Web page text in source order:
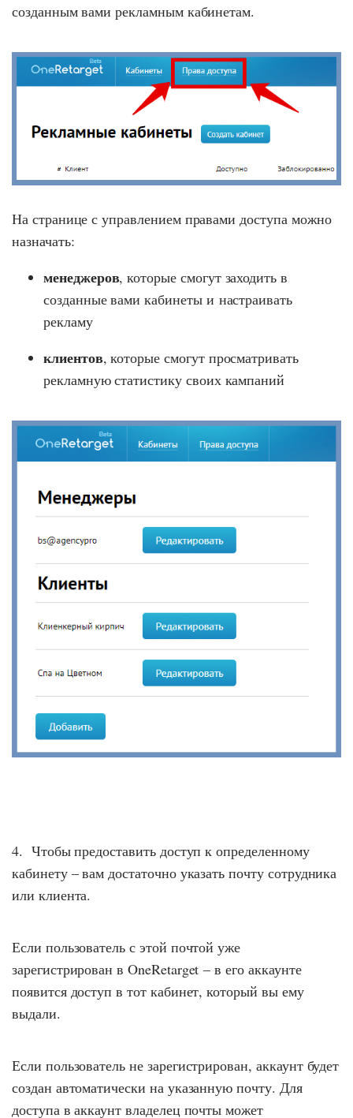
созданным вами рекламным кабинетам.
На странице с управлением правами доступа можно
назначать:
менеджеров, которые смогут заходить в
созданные вами кабинеты и настраивать
рекламу
клиентов, которые смогут просматривать
рекламную статистику своих кампаний
4. Чтобы предоставить доступ к определенному
кабинету – вам достаточно указать почту сотрудника
или клиента.
Если пользователь с этой почтой уже
зарегистрирован в OneRetarget – в его аккаунте
появится доступ в тот кабинет, который вы ему
выдали.
Если пользователь не зарегистрирован, аккаунт будет
создан автоматически на указанную почту. Для
доступа в аккаунт владелец почты может